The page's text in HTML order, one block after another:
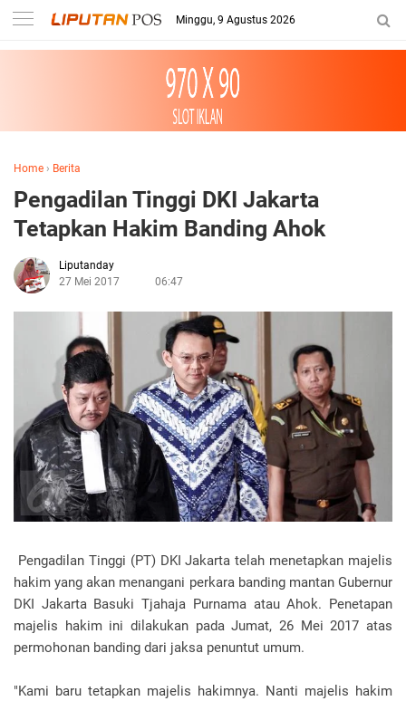
Minggu, 9 Agustus 2026
Home › Berita
Pengadilan Tinggi DKI Jakarta
Tetapkan Hakim Banding Ahok
Liputanday
27 Mei 2017
06:47
Pengadilan Tinggi (PT) DKI Jakarta telah menetapkan majelis
hakim yang akan menangani perkara banding mantan Gubernur
DKI Jakarta Basuki Tjahaja Purnama atau Ahok. Penetapan
majelis hakim ini dilakukan pada Jumat, 26 Mei 2017 atas
permohonan banding dari jaksa penuntut umum.
"Kami baru tetapkan majelis hakimnya. Nanti majelis hakim